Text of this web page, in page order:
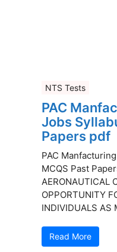
NTS Tests
PAC
Jobs
Papers pdf
PAC
MCQS Past
AERONAUTICAL
OPPORTUNITY
INDIVIDUALS AS
Read More